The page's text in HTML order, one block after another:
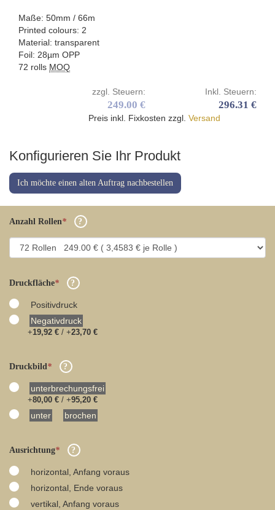
Maße: 50mm / 66m
Printed colours: 2
Material: transparent
Foil: 28µm OPP
72 rolls MOQ
zzgl. Steuern:
249.00 €
Inkl. Steuern:
296.31 €
Preis inkl. Fixkosten zzgl. Versand
Konfigurieren Sie Ihr Produkt
Ich möchte einen alten Auftrag nachbestellen
Anzahl Rollen*
Druckfläche*
Positivdruck
Negativdruck
+19,92 € / +23,70 €
Druckbild*
unterbrechungsfrei
+80,00 € / +95,20 €
unter brochen
Ausrichtung*
horizontal, Anfang voraus
horizontal, Ende voraus
vertikal, Anfang voraus